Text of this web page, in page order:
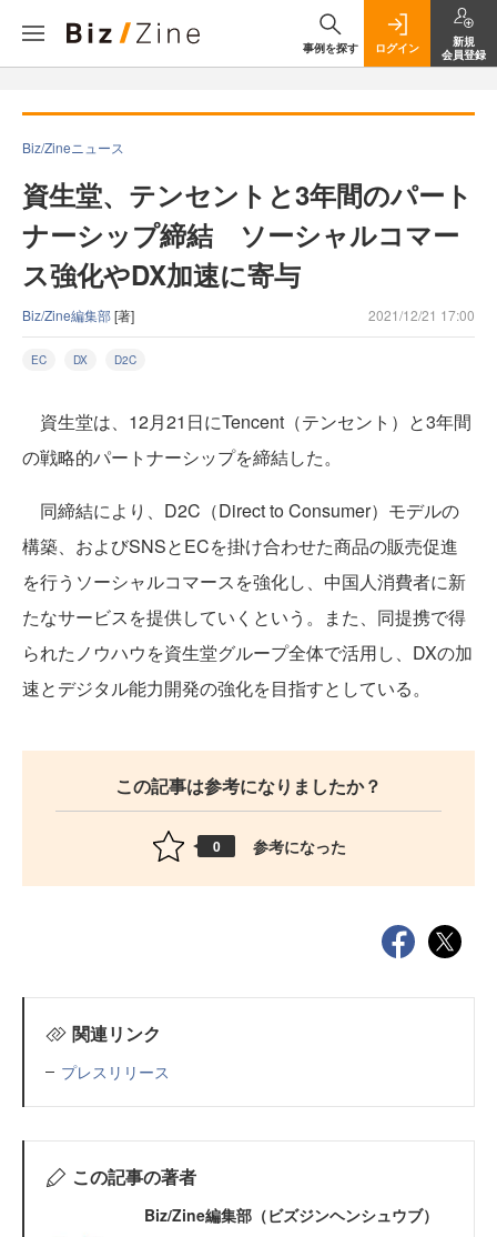
事例を探す ログイン
新規
会員登録
Biz/Zineニュース
資生堂、テンセントと3年間のパート
ナーシップ締結 ソーシャルコマー
ス強化やDX加速に寄与
Biz/Zine編集部[著] 2021/12/21 17:00
EC DX D2C
資生堂は、12月21日にTencent（テンセント）と3年間
の戦略的パートナーシップを締結した。
同締結により、D2C（Direct to Consumer）モデルの
構築、およびSNSとECを掛け合わせた商品の販売促進
を行うソーシャルコマースを強化し、中国人消費者に新
たなサービスを提供していくという。また、同提携で得
られたノウハウを資生堂グループ全体で活用し、DXの加
速とデジタル能力開発の強化を目指すとしている。
この記事は参考になりましたか？
0 参考になった
関連リンク
プレスリリース
この記事の著者
Biz/Zine編集部（ビズジンヘンシュウブ）